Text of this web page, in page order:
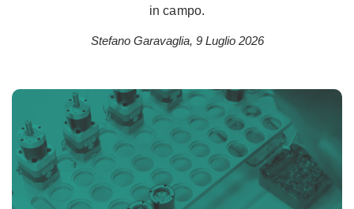
in campo.
Stefano Garavaglia, 9 Luglio 2026